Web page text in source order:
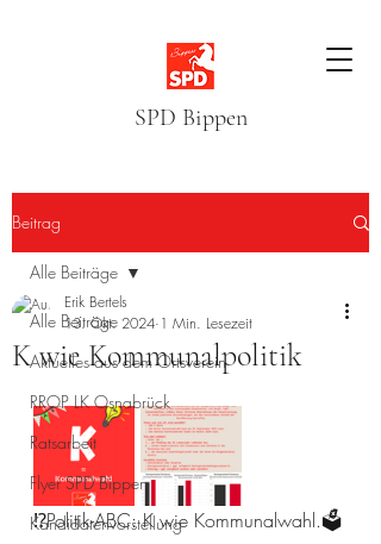
SPD Bippen
Beitrag
Alle Beiträge
Aktuelles aus dem Ortsverein
RROP LK Osnabrück
Ratsarbeit
Flyer SPD Bippen
Kandidatenvorstellung
Alle Beiträge
K wie Kommunalpolitik
Erik Bertels
13. Okt. 2024 1 Min. Lesezeit
⁉️Politik-ABC: K wie Kommunalwahl.🗳️